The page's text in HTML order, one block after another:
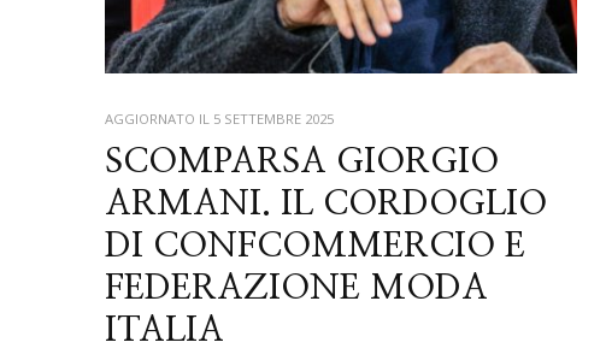
AGGIORNATO IL 5 SETTEMBRE 2025
SCOMPARSA GIORGIO
ARMANI. IL CORDOGLIO
DI CONFCOMMERCIO E
FEDERAZIONE MODA
ITALIA